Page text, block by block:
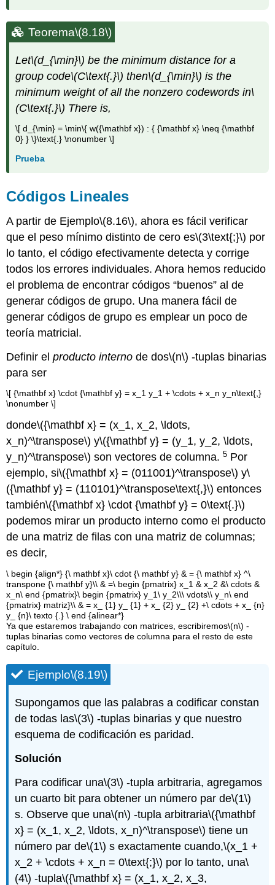
Teorema\(8.18\)
Let\(d_{\min}\) be the minimum distance for a
group code\(C\text{.}\) then\(d_{\min}\) is the
minimum weight of all the nonzero codewords in\
(C\text{.}\) There is,
\[ d_{\min} = \min\{ w({\mathbf x}) : { {\mathbf x} \neq {\mathbf
0} } \}\text{.} \nonumber \]
Prueba
Códigos Lineales
A partir de Ejemplo\(8.16\), ahora es fácil verificar
que el peso mínimo distinto de cero es\(3\text{;}\) por
lo tanto, el código efectivamente detecta y corrige
todos los errores individuales. Ahora hemos reducido
el problema de encontrar códigos “buenos” al de
generar códigos de grupo. Una manera fácil de
generar códigos de grupo es emplear un poco de
teoría matricial.
Definir elproducto interno de dos\(n\) -tuplas binarias
para ser
\[ {\mathbf x} \cdot {\mathbf y} = x_1 y_1 + \cdots + x_n y_n\text{,}
\nonumber \]
donde\({\mathbf x} = (x_1, x_2, \ldots,
x_n)^\transpose\) y\({\mathbf y} = (y_1, y_2, \ldots,
y_n)^\transpose\) son vectores de columna.5 Por
ejemplo, si\({\mathbf x} = (011001)^\transpose\) y\
({\mathbf y} = (110101)^\transpose\text{,}\) entonces
también\({\mathbf x} \cdot {\mathbf y} = 0\text{.}\)
podemos mirar un producto interno como el producto
de una matriz de filas con una matriz de columnas;
es decir,
\ begin {align*} {\ mathbf x}\ cdot {\ mathbf y} & = {\ mathbf x} ^\
transpone {\ mathbf y}\\ & =\ begin {pmatrix} x_1 & x_2 &\ cdots &
x_n\ end {pmatrix}\ begin {pmatrix} y_1\ y_2\\\ vdots\\ y_n\ end
{pmatrix} matriz}\\ & = x_ {1} y_ {1} + x_ {2} y_ {2} +\ cdots + x_ {n}
y_ {n}\ texto {.} \ end {alinear*}
Ya que estaremos trabajando con matrices, escribiremos\(n\) -
tuplas binarias como vectores de columna para el resto de este
capítulo.
Ejemplo\(8.19\)
Supongamos que las palabras a codificar constan
de todas las\(3\) -tuplas binarias y que nuestro
esquema de codificación es paridad.
Solución
Para codificar una\(3\) -tupla arbitraria, agregamos
un cuarto bit para obtener un número par de\(1\)
s. Observe que una\(n\) -tupla arbitraria\({\mathbf
x} = (x_1, x_2, \ldots, x_n)^\transpose\) tiene un
número par de\(1\) s exactamente cuando,\(x_1 +
x_2 + \cdots + x_n = 0\text{;}\) por lo tanto, una\
(4\) -tupla\({\mathbf x} = (x_1, x_2, x_3,